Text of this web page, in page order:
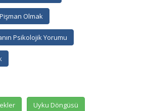
Olmak
Psikolojik Yorumu
Uyku Döngüsü